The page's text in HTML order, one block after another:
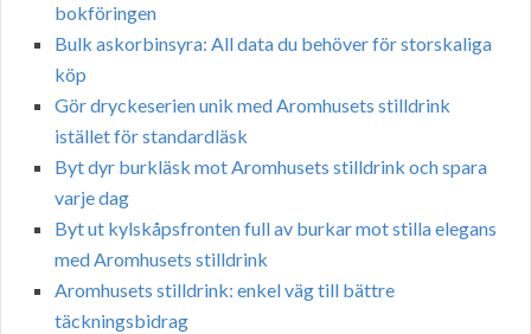
bokföringen
Bulk askorbinsyra: All data du behöver för storskaliga
köp
Gör dryckeserien unik med Aromhusets stilldrink
istället för standardläsk
Byt dyr burkläsk mot Aromhusets stilldrink och spara
varje dag
Byt ut kylskåpsfronten full av burkar mot stilla elegans
med Aromhusets stilldrink
Aromhusets stilldrink: enkel väg till bättre
täckningsbidrag